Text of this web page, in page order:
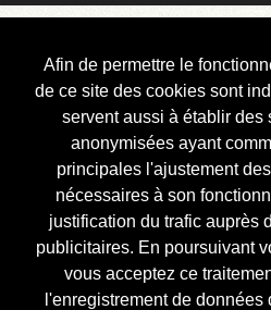
Afin de permettre le
de ce site des cookies sont
servent aussi à établir des
anonymisées ayant
principales l'ajustement
nécessaires à son
justification du trafic auprès
publicitaires. En poursuivant
vous acceptez ce
l'enregistrement de données
Courbis, « LE »
Blog Officiel
Bienvenue
Réalisations
Divers (et d’été)
Annonces